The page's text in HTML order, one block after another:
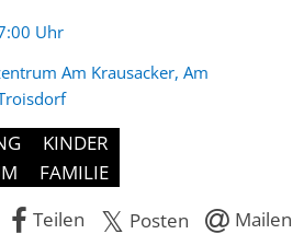
Uhr
Am Krausacker, Am
KINDER
FAMILIE
Teilen
Posten
Mailen